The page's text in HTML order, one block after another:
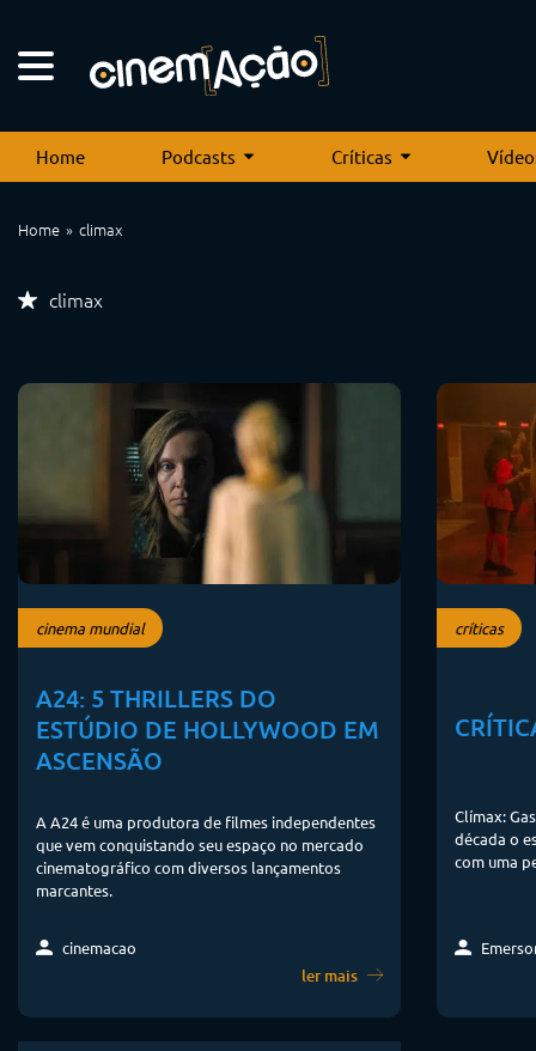
Home Podcasts Críticas
Home climax
climax
cinema mundial
A24: 5 THRILLERS DO
ESTÚDIO DE HOLLYWOOD EM
ASCENSÃO
A A24 é uma produtora de filmes independentes
que vem conquistando seu espaço no mercado
cinematográfico com diversos lançamentos
marcantes.
cinemacao
ler mais
críticas
Clímax:
década o
com uma